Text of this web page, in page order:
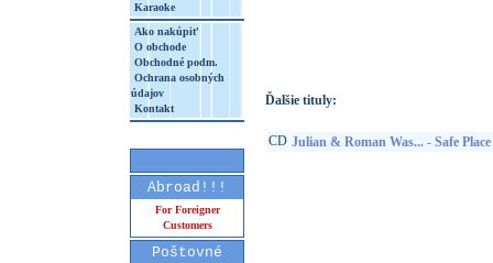
Karaoke
Ako nakúpiť
O obchode
Obchodné podm.
Ochrana osobných
údajov
Kontakt
Abroad!!!
For Foreigner
Customers
Poštovné
Ďalšie tituly:
CD Julian & Roman Was... - Safe Place